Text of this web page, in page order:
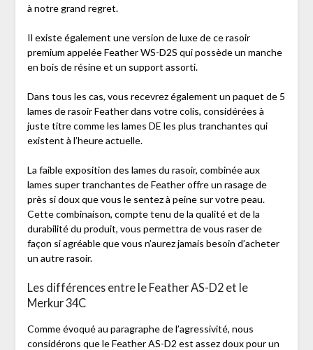
à notre grand regret.
Il existe également une version de luxe de ce rasoir
premium appelée Feather WS-D2S qui possède un manche
en bois de résine et un support assorti.
Dans tous les cas, vous recevrez également un paquet de 5
lames de rasoir Feather dans votre colis, considérées à
juste titre comme les lames DE les plus tranchantes qui
existent à l’heure actuelle.
La faible exposition des lames du rasoir, combinée aux
lames super tranchantes de Feather offre un rasage de
près si doux que vous le sentez à peine sur votre peau.
Cette combinaison, compte tenu de la qualité et de la
durabilité du produit, vous permettra de vous raser de
façon si agréable que vous n’aurez jamais besoin d’acheter
un autre rasoir.
Les différences entre le Feather AS-D2 et le
Merkur 34C
Comme évoqué au paragraphe de l’agressivité, nous
considérons que le Feather AS-D2 est assez doux pour un